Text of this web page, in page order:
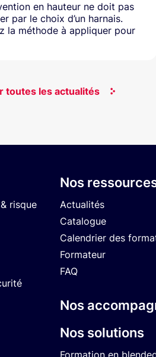
en hauteur ne doit pas
par le choix d’un harnais.
la méthode à appliquer pour
toutes les actualités
risque
Nos
Actualités
Catalogue
Calendrier des
Formateur
FAQ
Nos
Nos solutions